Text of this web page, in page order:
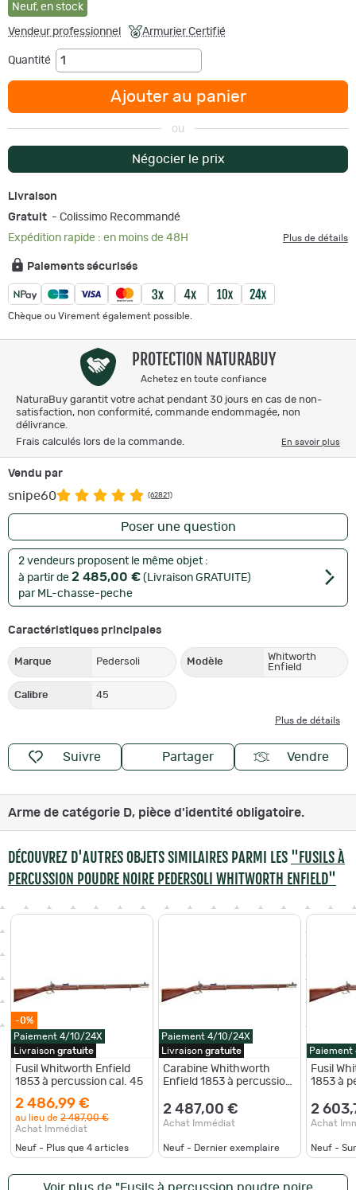
Neuf, en stock
Vendeur professionnel Armurier Certifié
Quantité
Ajouter au panier
ou
Négocier le prix
Livraison
Gratuit - Colissimo Recommandé
Expédition rapide : en moins de 48H
Plus de détails
Paiements sécurisés
Chèque ou Virement également possible.
PROTECTION NATURABUY
Achetez en toute confiance
NaturaBuy garantit votre achat pendant 30 jours en cas de non-
satisfaction, non conformité, commande endommagée, non
délivrance.
Frais calculés lors de la commande.
En savoir plus
Vendu par
snipe60 (62821)
Poser une question
2 vendeurs proposent le même objet :
à partir de 2 485,00 € (Livraison GRATUITE)
par ML-chasse-peche
Caractéristiques principales
Marque Pedersoli Modèle
Whitworth
Enfield
Calibre 45
Plus de détails
Suivre Partager Vendre
Arme de catégorie D, pièce d'identité obligatoire.
DÉCOUVREZ D'AUTRES OBJETS SIMILAIRES PARMI LES "FUSILS À
PERCUSSION POUDRE NOIRE PEDERSOLI WHITWORTH ENFIELD"
-0%
Paiement 4/10/24X
Livraison gratuite
Fusil Whitworth Enfield
1853 à percussion cal. 45
2 486,99 €
au lieu de 2 487,00 €
Achat Immédiat
Neuf - Plus que 4 articles
Paiement 4/10/24X
Livraison gratuite
Carabine Whithworth
Enfield 1853 à percussion
2 487,00 €
Achat Immédiat
Neuf - Dernier exemplaire
Fusil
1853 à
2
Achat
Neuf -
Voir plus de "Fusils à percussion poudre noire